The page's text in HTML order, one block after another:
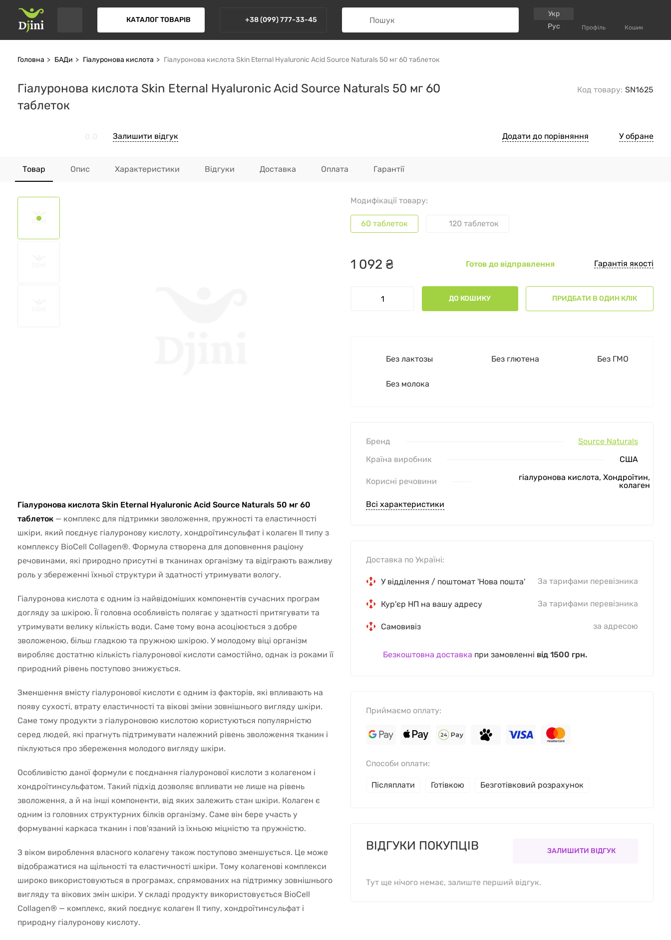
КАТАЛОГ ТОВАРІВ +38 (099) 777-33-45
Укр
Рус
Профіль Кошик
Головна БАДи Гіалуронова кислота Гіалуронова кислота Skin Eternal Hyaluronic Acid Source Naturals 50 мг 60 таблеток
Гіалуронова кислота Skin Eternal Hyaluronic Acid Source Naturals 50 мг 60
таблеток
Код товару: SN1625
Залишити відгук Додати до порівняння У обране
Товар Опис Характеристики Відгуки Доставка Оплата Гарантії
Гіалуронова кислота Skin Eternal Hyaluronic Acid Source Naturals 50 мг 60
таблеток — комплекс для підтримки зволоження, пружності та еластичності
шкіри, який поєднує гіалуронову кислоту, хондроїтинсульфат і колаген II типу з
комплексу BioCell Collagen®. Формула створена для доповнення раціону
речовинами, які природно присутні в тканинах організму та відіграють важливу
роль у збереженні їхньої структури й здатності утримувати вологу.
Гіалуронова кислота є одним із найвідоміших компонентів сучасних програм
догляду за шкірою. Її головна особливість полягає у здатності притягувати та
утримувати велику кількість води. Саме тому вона асоціюється з добре
зволоженою, більш гладкою та пружною шкірою. У молодому віці організм
виробляє достатню кількість гіалуронової кислоти самостійно, однак із роками її
природний рівень поступово знижується.
Зменшення вмісту гіалуронової кислоти є одним із факторів, які впливають на
появу сухості, втрату еластичності та вікові зміни зовнішнього вигляду шкіри.
Саме тому продукти з гіалуроновою кислотою користуються популярністю
серед людей, які прагнуть підтримувати належний рівень зволоження тканин і
піклуються про збереження молодого вигляду шкіри.
Особливістю даної формули є поєднання гіалуронової кислоти з колагеном і
хондроїтинсульфатом. Такий підхід дозволяє впливати не лише на рівень
зволоження, а й на інші компоненти, від яких залежить стан шкіри. Колаген є
одним із головних структурних білків організму. Саме він бере участь у
формуванні каркаса тканин і пов'язаний із їхньою міцністю та пружністю.
З віком вироблення власного колагену також поступово зменшується. Це може
відображатися на щільності та еластичності шкіри. Тому колагенові комплекси
широко використовуються в програмах, спрямованих на підтримку зовнішнього
вигляду та вікових змін шкіри. У складі продукту використовується BioCell
Collagen® — комплекс, який поєднує колаген II типу, хондроїтинсульфат і
природну гіалуронову кислоту.
Модифікації товару:
60 таблеток 120 таблеток
1 092 ₴ Готов до відправлення Гарантія якості
ДО КОШИКУ ПРИДБАТИ В ОДИН КЛІК
Без лактозы Без глютена Без ГМО
Без молока
Доставка по Україні:
У відділення / поштомат 'Нова пошта' За тарифами перевізника
Кур'єр НП на вашу адресу За тарифами перевізника
Самовивіз за адресою
Безкоштовна доставка при замовленні від 1500 грн.
Приймаємо оплату:
Способи оплати:
Післяплати Готівкою Безготівковий розрахунок
Бренд
Source Naturals
Країна виробник
США
Корисні речовини
гіалуронова кислота, Хондроїтин,
колаген
Всі характеристики
ВІДГУКИ ПОКУПЦІВ ЗАЛИШИТИ ВІДГУК
Тут ще нічого немає, залиште перший відгук.